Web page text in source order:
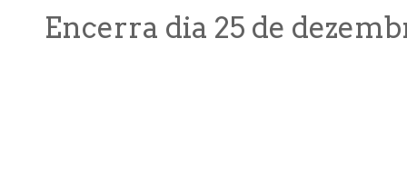
Encerra dia 25 de